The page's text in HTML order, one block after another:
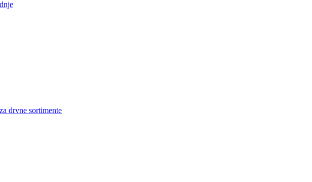
drvne sortimente